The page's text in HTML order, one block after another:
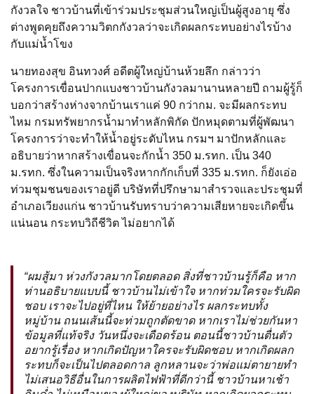
กังวลใจ ชาวบ้านที่เข้าร่วมประชุมส่วนใหญ่เป็นผู้สูงอายุ ซึ่ง
ต่างพูดคุยถึงความวิตกกังวลว่าจะเกิดผลกระทบอย่างไรบ้าง
กับแม่น้ำโขง
นายทองสุข อินทวงศ์ อดีตผู้ใหญ่บ้านห้วยลึก กล่าวว่า
โครงการเขื่อนปากแบงชาวบ้านกังวลมานานหลายปี ถามผู้รู้ก็
บอกว่าสร้างห่างจากบ้านเราแค่ 90 กว่ากม. จะมีผลกระทบ
ไหม กรมทรัพยากรน้ำมาทำหลักพิกัด ปักหมุดตามที่ผู้พัฒนา
โครงการว่าจะทำให้น้ำอยู่ระดับไหน กรมฯ มาปักหลักและ
อธิบายว่าหากสร้างเขื่อนจะกักน้ำ 350 ม.รทก. เป็น 340
ม.รทก. ซึ่งในความเป็นจริงหากกักเก็บที่ 335 ม.รทก. ก็ยังเอ่อ
ท่วมชุมชนของเราอยู่ดี บริษัทที่ปรึกษามาสำรวจและประชุมที่
อำเภอเวียงแก่น ชาวบ้านรับทราบว่าความเสียหายจะเกิดขึ้น
แน่นอน กระทบวิถีชีวิต ไม่อยากได้
“ผมสู้มา ห่วงกังวลมากโดยตลอด สิ่งที่ชาวบ้านรู้ก็คือ หาก
ท่านอธิบายแบบนี้ ชาวบ้านไม่เข้าใจ หากท่วมใครจะรับผิด
ชอบ เราจะไปอยู่ที่ไหน ให้ย้ายอย่างไร ผลกระทบทั้ง
หมู่บ้าน ถนนเส้นนี้จะท่วมถูกตัดขาด หากเราไม่ช่วยกันหา
ข้อมูลที่แท้จริง วันหนึ่งจะเดือดร้อน ตอนนี้ชาวบ้านตื่นตัว
อยากรู้เรื่อง หากเกิดปัญหาใครจะรับผิดชอบ หากเกิดผลก
ระทบก็จะเป็นไปตลอดกาล ลูกหลานจะว่าพ่อแม่ตายายทำ
ไม่เสนอวิธีอื่นในการผลิตไฟฟ้าที่ดีกว่านี้ ชาวบ้านหาเช้า